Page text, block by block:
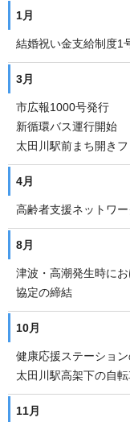
1月
結婚祝い金支給制度1
3月
市広報1000号発行
新循環バス運行開始
太田川駅前まち開き
4月
高齢者支援ネットワ
8月
津波・高潮発生時に
協定の締結
10月
健康応援ステーショ
太田川駅高架下の自
11月